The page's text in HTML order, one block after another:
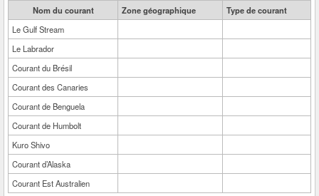
Nom du courant
Zone géographique
Type de courant
Le Gulf Stream
Le Labrador
Courant du Brésil
Courant des Canaries
Courant de Benguela
Courant de Humbolt
Kuro Shivo
Courant d’Alaska
Courant Est Australien